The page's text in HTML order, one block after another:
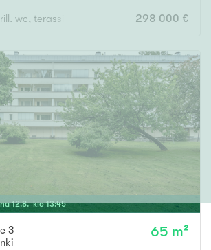
wc, terassi, piha ja varasto298 000 €
12.8. klo13:45
3
65 m²